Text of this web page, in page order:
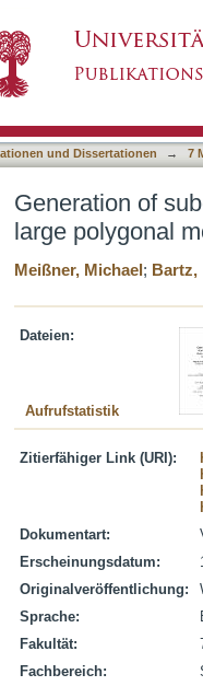
und Dissertationen → 7
Generation of
large polygonal
Meißner, Michael; Bartz,
Dateien:
Aufrufstatistik
Zitierfähiger Link (URI):
Dokumentart:
Erscheinungsdatum:
Originalveröffentlichung:
Sprache:
Fakultät:
Fachbereich: